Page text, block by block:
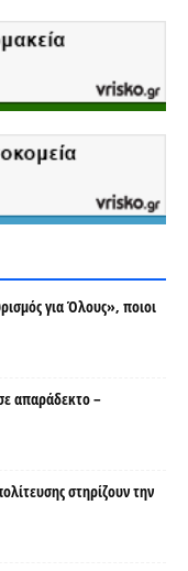
για Όλους», ποιοι
απαράδεκτο –
στηρίζουν την